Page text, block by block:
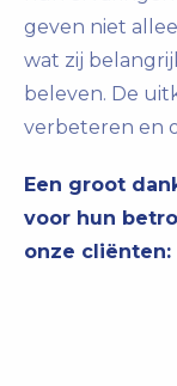
geven niet
wat zij
beleven. De
verbeteren en
Een groot
voor hun
onze